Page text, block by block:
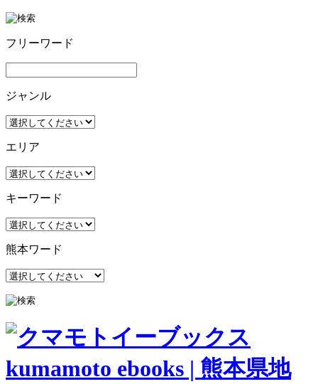
フリーワード
ジャンル
エリア
キーワード
熊本ワード